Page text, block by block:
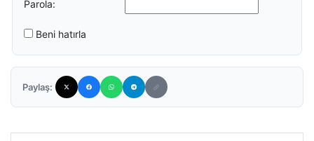
Parola:
Beni hatırla
Paylaş: